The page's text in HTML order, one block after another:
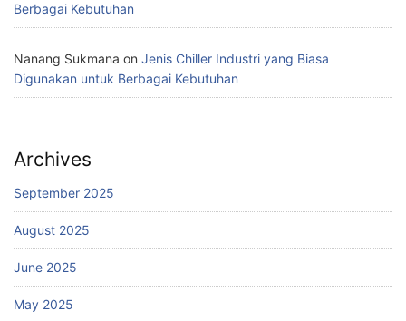
Berbagai Kebutuhan
Nanang Sukmana on Jenis Chiller Industri yang Biasa
Digunakan untuk Berbagai Kebutuhan
Archives
September 2025
August 2025
June 2025
May 2025